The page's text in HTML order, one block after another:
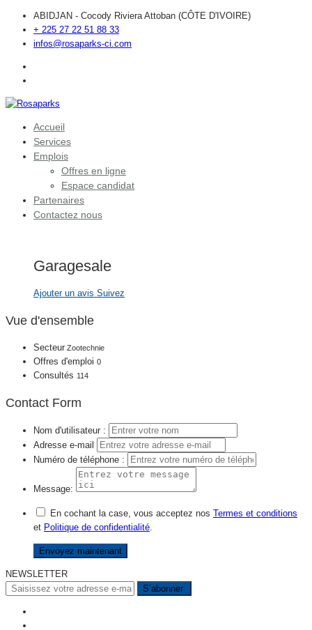
ABIDJAN - Cocody Riviera Attoban (CÔTE D'IVOIRE)
+ 225 27 22 51 88 33
infos@rosaparks-ci.com
Accueil
Services
Emplois
Offres en ligne
Espace candidat
Partenaires
Contactez nous
Garagesale
Ajouter un avis Suivez
Vue d'ensemble
Secteur Zootechnie
Offres d'emploi 0
Consultés 114
Contact Form
Nom d'utilisateur :
Adresse e-mail
Numéro de téléphone :
Message:
En cochant la case, vous acceptez nos Termes et conditions
et Politique de confidentialité.
NEWSLETTER